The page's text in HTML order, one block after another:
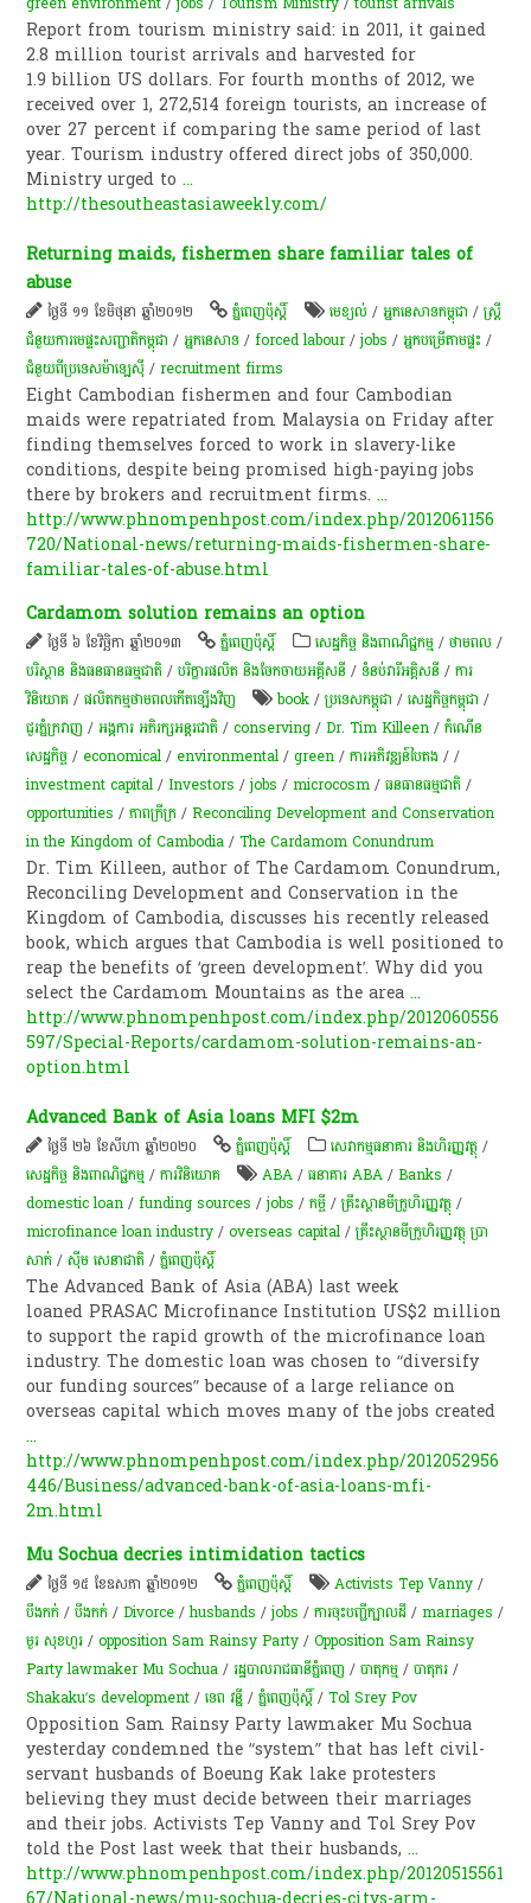
Report from tourism ministry said: in 2011, it gained
2.8 million tourist arrivals and harvested for
1.9 billion US dollars. For fourth months of 2012, we
received over 1, 272,514 foreign tourists, an increase of
over 27 percent if comparing the same period of last
year. Tourism industry offered direct jobs of 350,000.
Ministry urged to...
http://thesoutheastasiaweekly.com/
Returning maids, fishermen share familiar tales of
abuse
ថ្ងៃទី ១១ ខែមិថុនា ឆ្នាំ២០១២ ភ្នំពេញប៉ុស្តិ៍ មេខ្យល់​ /អ្នកនេសាទកម្ពុជា /ស្ត្រី
ជំនួយការមេផ្ទះសញ្ជាតិកម្ពុជា /អ្នកនេសាទ /forced labour/jobs /អ្នកបម្រើ​តាម​ផ្ទះ /
ជំនួយពីប្រទេសម៉ាឡេស៊ី​​/recruitment firms
Eight Cambodian fishermen and four Cambodian
maids were repatriated from Malaysia on Friday after
finding themselves forced to work in slavery-like
conditions, despite being promised high-paying jobs
there by brokers and recruitment firms....
http://www.phnompenhpost.com/index.php/2012061156
720/National-news/returning-maids-fishermen-share-
familiar-tales-of-abuse.html
Cardamom solution remains an option
ថ្ងៃទី ៦ ខែវិច្ឆិកា ឆ្នាំ២០១៣ ភ្នំពេញប៉ុស្តិ៍ សេដ្ឋកិច្ច និងពាណិជ្ជកម្ម /ថាមពល /
បរិស្ថាន និងធនធានធម្មជាតិ /បរិក្ខារផលិត និងចែកចាយអគ្គីសនី /ទំនប់​វា​រី​អគ្គិសនី​ /ការ
វិនិយោគ /ផលិតកម្មថាមពលកើតឡើងវិញ book /ប្រទេសកម្ពុជា /សេដ្ឋកិច្ចកម្ពុជា /
ជួរភ្នំក្រវាញ /អង្គការ អភិរក្សអន្តរជាតិ /conserving /Dr. Tim Killeen /កំណើន​
សេដ្ឋកិច្ច / economical / environmental /green /ការអភិវឌ្ឍន៍បៃតង //
investment capital /Investors /jobs /microcosm /ធនធានធម្មជាតិ /
opportunities /ភាពក្រីក្រ /Reconciling Development and Conservation
in the Kingdom of Cambodia /The Cardamom Conundrum
Dr. Tim Killeen, author of The Cardamom Conundrum,
Reconciling Development and Conservation in the
Kingdom of Cambodia, discusses his recently released
book, which argues that Cambodia is well positioned to
reap the benefits of ‘green development’. Why did you
select the Cardamom Mountains as the area...
http://www.phnompenhpost.com/index.php/2012060556
597/Special-Reports/cardamom-solution-remains-an-
option.html
Advanced Bank of Asia loans MFI $2m
ថ្ងៃទី ២៦ ខែសីហា ឆ្នាំ២០២០ ភ្នំពេញប៉ុស្តិ៍ សេវាកម្មធនាគារ និងហិរញ្ញវត្ថុ /
សេដ្ឋកិច្ច និងពាណិជ្ជកម្ម /ការវិនិយោគ ABA /ធនាគារ ABA /Banks /
domestic loan /funding sources /jobs /កម្ចី​ /គ្រឹះស្ថានមីក្រូហិរញ្ញវត្ថុ /
microfinance loan industry /overseas capital /គ្រឹះស្ថានមីក្រូហិរញ្ញវត្ថុ ប្រា
សាក់ /ស៊ីម សេនាជាតិ /ភ្នំពេញប៉ុស្តិ៍
The Advanced Bank of Asia (ABA) last week
loaned PRASAC Microfinance Institution US$2 million
to support the rapid growth of the microfinance loan
industry. The domestic loan was chosen to “diversify
our funding sources” because of a large reliance on
overseas capital which moves many of the jobs created
...
http://www.phnompenhpost.com/index.php/2012052956
446/Business/advanced-bank-of-asia-loans-mfi-
2m.html
Mu Sochua decries intimidation tactics
ថ្ងៃទី ១៥ ខែឧសភា ឆ្នាំ២០១២ ភ្នំពេញប៉ុស្តិ៍ Activists Tep Vanny /
បឹងកក់ /បឹងកក់ /Divorce /husbands /jobs /ការចុះបញ្ជីក្បាលដី /marriages /
មួរ សុខហួរ /opposition Sam Rainsy Party /Opposition Sam Rainsy
Party lawmaker Mu Sochua /​រដ្ឋបាល​រាជធានី​ភ្នំពេញ /បាតុកម្ម /បាតុករ /
Shakaku’s development /ទេព វន្នី /ភ្នំពេញប៉ុស្តិ៍/Tol Srey Pov
Opposition Sam Rainsy Party lawmaker Mu Sochua
yesterday condemned the “system” that has left civil-
servant husbands of Boeung Kak lake protesters
believing they must decide between their marriages
and their jobs. Activists Tep Vanny and Tol Srey Pov
told the Post last week that their husbands,...
http://www.phnompenhpost.com/index.php/20120515561